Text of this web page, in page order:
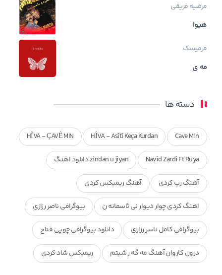
مرضیه فریقی
هیوا
فرمیسک
مه ی
دسته ها
Cave Min
HÎVA - Asîtî Keça Kurdan
HÎVA - ÇAVÊ MIN
Navid Zardi Ft Ruya zindan u jiyan دانلود اهنگ
آهنگ رپ کردی آهنگ ریمیکس کردی
اهنگ کردی چوار دیوار نی ئاسمانه ن بیوگرافی ناصر رزازی
بیوگرافی کامل ناسر رزازی دانلود بیوگرافی چوپی فتاح
درون کاروان آهنگ مه گه ر شیتم ریمیکس شاد کردی